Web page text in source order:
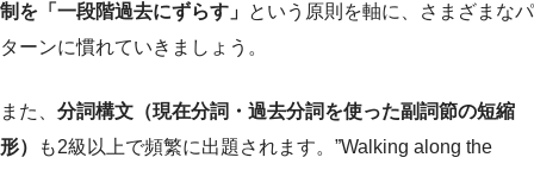
制を「一段階過去にずらす」 という原則を軸に、さまざまなパ
ターンに慣れていきましょう。
また、 分詞構文（現在分詞・過去分詞を使った副詞節の短縮
形）
も2級以上で頻繁に出題されます。”Walking along the